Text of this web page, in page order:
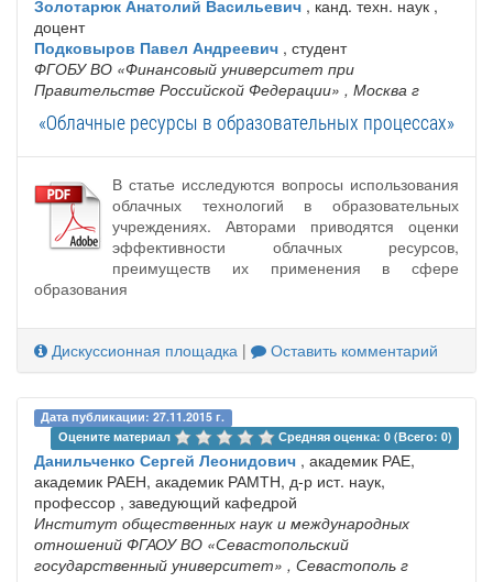
Золотарюк Анатолий Васильевич , канд. техн. наук ,
доцент
Подковыров Павел Андреевич , студент
ФГОБУ ВО «Финансовый университет при
Правительстве Российской Федерации» , Москва г
«Облачные ресурсы в образовательных процессах»
В статье исследуются вопросы использования
облачных технологий в образовательных
учреждениях. Авторами приводятся оценки
эффективности облачных ресурсов,
преимуществ их применения в сфере
образования
Дискуссионная площадка | Оставить комментарий
Дата публикации: 27.11.2015 г.
Оцените материал
Средняя оценка: 0 (Всего: 0)
Данильченко Сергей Леонидович , академик РАЕ,
академик РАЕН, академик РАМТН, д-р ист. наук,
профессор , заведующий кафедрой
Институт общественных наук и международных
отношений ФГАОУ ВО «Севастопольский
государственный университет» , Севастополь г